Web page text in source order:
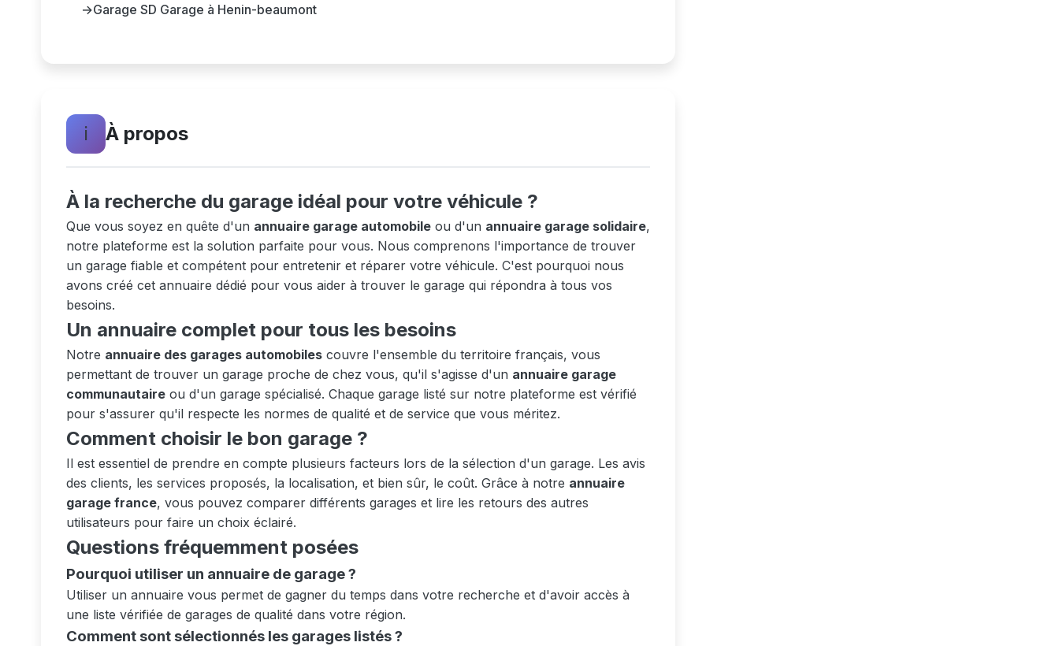
→Garage SD Garage à Henin-beaumont
ℹ️ À propos
À la recherche du garage idéal pour votre véhicule ?
Que vous soyez en quête d'un annuaire garage automobile ou d'un annuaire garage solidaire,
notre plateforme est la solution parfaite pour vous. Nous comprenons l'importance de trouver
un garage fiable et compétent pour entretenir et réparer votre véhicule. C'est pourquoi nous
avons créé cet annuaire dédié pour vous aider à trouver le garage qui répondra à tous vos
besoins.
Un annuaire complet pour tous les besoins
Notre annuaire des garages automobiles couvre l'ensemble du territoire français, vous
permettant de trouver un garage proche de chez vous, qu'il s'agisse d'un annuaire garage
communautaire ou d'un garage spécialisé. Chaque garage listé sur notre plateforme est vérifié
pour s'assurer qu'il respecte les normes de qualité et de service que vous méritez.
Comment choisir le bon garage ?
Il est essentiel de prendre en compte plusieurs facteurs lors de la sélection d'un garage. Les avis
des clients, les services proposés, la localisation, et bien sûr, le coût. Grâce à notre annuaire
garage france, vous pouvez comparer différents garages et lire les retours des autres
utilisateurs pour faire un choix éclairé.
Questions fréquemment posées
Pourquoi utiliser un annuaire de garage ?
Utiliser un annuaire vous permet de gagner du temps dans votre recherche et d'avoir accès à
une liste vérifiée de garages de qualité dans votre région.
Comment sont sélectionnés les garages listés ?